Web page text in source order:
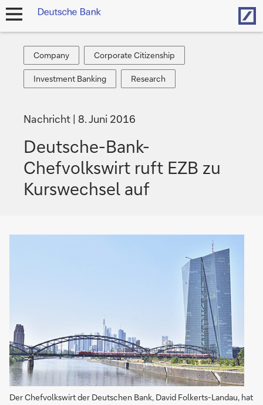
Navigation
Company
Company
Corporate
Citizenship
Corporate Citizenship
Investment
Banking
Investment Banking
Research
Research
Nachricht 8. Juni 2016
Deutsche-Bank-
Chefvolkswirt ruft EZB zu
Kurswechsel auf
Der Chefvolkswirt der Deutschen Bank, David Folkerts-Landau, hat